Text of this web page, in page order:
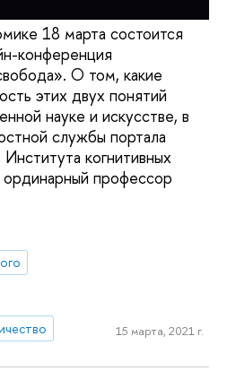
18 марта состоится
конференция
О том, какие
этих двух понятий
науке и искусстве, в
службы портала
когнитивных
профессор
15 марта, 2021 г.